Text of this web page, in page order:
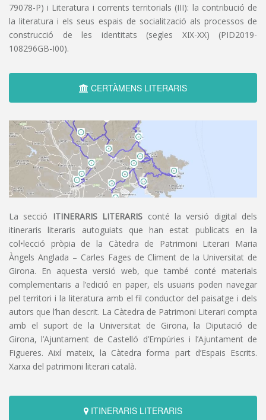
79078-P) i Literatura i corrents territorials (III): la contribució de
la literatura i els seus espais de socialització als processos de
construcció de les identitats (segles XIX-XX) (PID2019-
108296GB-I00).
CERTÀMENS LITERARIS
La secció ITINERARIS LITERARIS conté la versió digital dels
itineraris literaris autoguiats que han estat publicats en la
col•lecció pròpia de la Càtedra de Patrimoni Literari Maria
Àngels Anglada – Carles Fages de Climent de la Universitat de
Girona. En aquesta versió web, que també conté materials
complementaris a l’edició en paper, els usuaris poden navegar
pel territori i la literatura amb el fil conductor del paisatge i dels
autors que l’han descrit. La Càtedra de Patrimoni Literari compta
amb el suport de la Universitat de Girona, la Diputació de
Girona, l’Ajuntament de Castelló d’Empúries i l’Ajuntament de
Figueres. Així mateix, la Càtedra forma part d’Espais Escrits.
Xarxa del patrimoni literari català.
ITINERARIS LITERARIS